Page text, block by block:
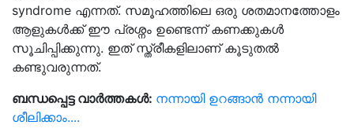
syndrome എന്നത്. സമൂഹത്തിലെ ഒരു ശതമാനത്തോളം
ആളുകൾക്ക് ഈ പ്രശ്നം ഉണ്ടെന്ന് കണക്കുകൾ
സൂചിപ്പിക്കുന്നു. ഇത് സ്ത്രീകളിലാണ് കൂടുതൽ
കണ്ടുവരുന്നത്.
ബന്ധപ്പെട്ട വാർത്തകൾ: നന്നായി ഉറങ്ങാൻ നന്നായി
ശീലിക്കാം....